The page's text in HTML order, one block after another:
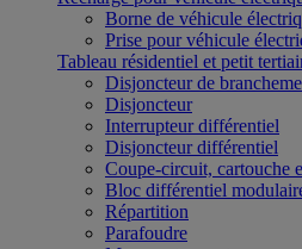
Borne de véhicule
Prise pour véhicule
Tableau résidentiel et petit
Disjoncteur de
Disjoncteur
Interrupteur différentiel
Disjoncteur différentiel
Coupe-circuit, cartouche
Bloc différentiel
Répartition
Parafoudre